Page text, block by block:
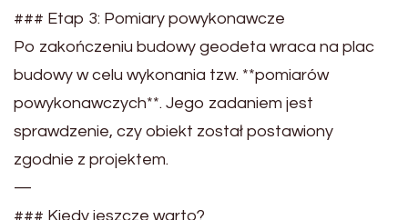
### Etap 3: Pomiary powykonawcze
Po zakończeniu budowy geodeta wraca na plac
budowy w celu wykonania tzw. **pomiarów
powykonawczych**. Jego zadaniem jest
sprawdzenie, czy obiekt został postawiony
zgodnie z projektem.
—
### Kiedy jeszcze warto?